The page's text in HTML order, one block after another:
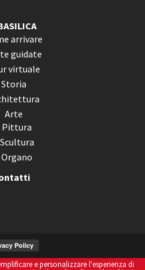
arrivare
guidate
virtuale
Storia
Arte
Pittura
Scultura
Organo
e personalizzare l'esperienza di